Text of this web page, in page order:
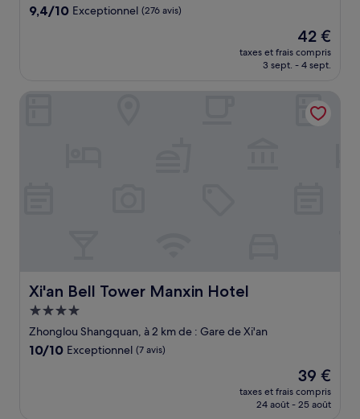
9.4
9,4/10 Exceptionnel (276 avis)
Le
nouveau
prix
de
42 €
42 €
taxes et frais compris
3 sept. - 4 sept.
Xi'an Bell Tower Manxin Hotel
Xi'an Bell Tower Manxin Hotel
Hébergement
4.0 étoiles
Zhonglou Shangquan, à 2 km de : Gare de Xi'an
10.0
10/10 Exceptionnel (7 avis)
Le
nouveau
prix
39 €
taxes et frais compris
24 août - 25 août